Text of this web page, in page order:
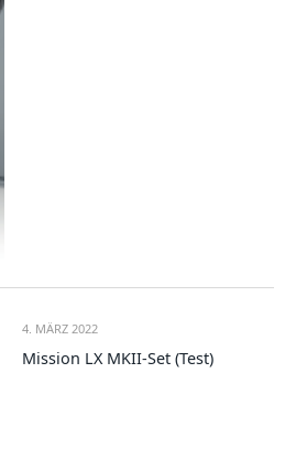
4. MÄRZ 2022
Mission LX MKII-Set (Test)